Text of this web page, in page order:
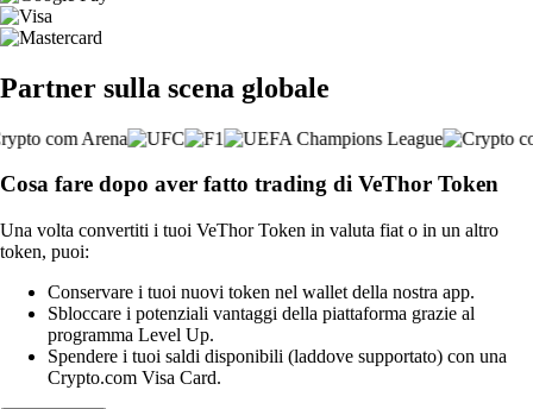
Partner sulla scena globale
Cosa fare dopo aver fatto trading di VeThor Token
Una volta convertiti i tuoi VeThor Token in valuta fiat o in un altro
token, puoi:
Conservare i tuoi nuovi token nel wallet della nostra app.
Sbloccare i potenziali vantaggi della piattaforma grazie al
programma Level Up.
Spendere i tuoi saldi disponibili (laddove supportato) con una
Crypto.com Visa Card.